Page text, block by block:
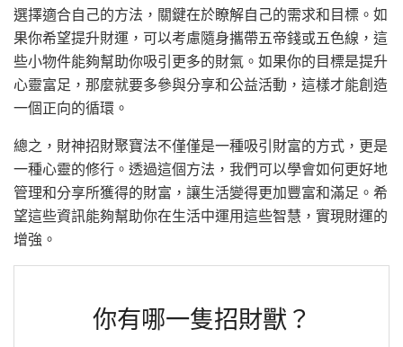
選擇適合自己的方法，關鍵在於瞭解自己的需求和目標。如
果你希望提升財運，可以考慮隨身攜帶五帝錢或五色線，這
些小物件能夠幫助你吸引更多的財氣。如果你的目標是提升
心靈富足，那麼就要多參與分享和公益活動，這樣才能創造
一個正向的循環。
總之，財神招財聚寶法不僅僅是一種吸引財富的方式，更是
一種心靈的修行。透過這個方法，我們可以學會如何更好地
管理和分享所獲得的財富，讓生活變得更加豐富和滿足。希
望這些資訊能夠幫助你在生活中運用這些智慧，實現財運的
增強。
你有哪一隻招財獸？